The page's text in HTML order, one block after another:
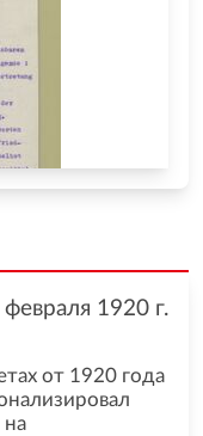
февраля 1920 г.
от 1920 года
на